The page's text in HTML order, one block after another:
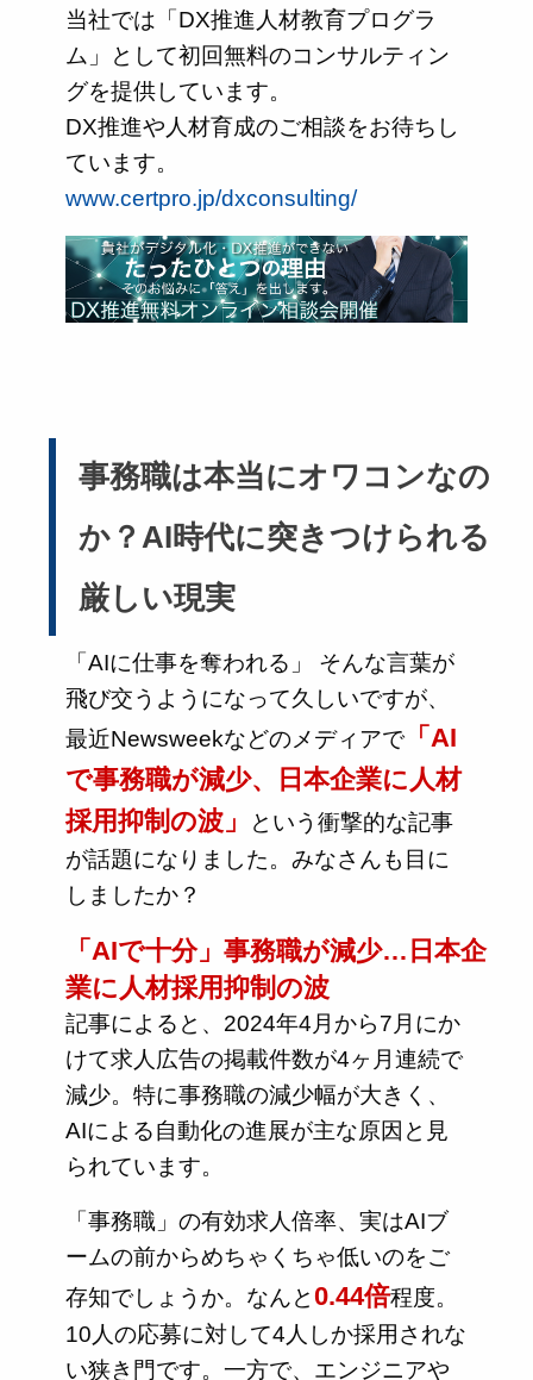
当社では「DX推進人材教育プログラ
ム」として初回無料のコンサルティン
グを提供しています。
DX推進や人材育成のご相談をお待ちし
ています。
www.certpro.jp/dxconsulting/
事務職は本当にオワコンなの
か？AI時代に突きつけられる
厳しい現実
「AIに仕事を奪われる」 そんな言葉が
飛び交うようになって久しいですが、
最近Newsweekなどのメディアで 「AI
で事務職が減少、日本企業に人材
採用抑制の波」
という衝撃的な記事
が話題になりました。みなさんも目に
しましたか？
「AIで十分」事務職が減少…日本企
業に人材採用抑制の波
記事によると、2024年4月から7月にか
けて求人広告の掲載件数が4ヶ月連続で
減少。特に事務職の減少幅が大きく、
AIによる自動化の進展が主な原因と見
られています。
「事務職」の有効求人倍率、実はAIブ
ームの前からめちゃくちゃ低いのをご
存知でしょうか。なんと0.44倍程度。
10人の応募に対して4人しか採用されな
い狭き門です。一方で、エンジニアや